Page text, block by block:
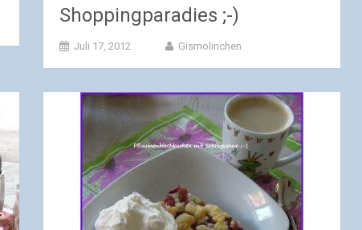
Shoppingparadies ;-)
Juli 17, 2012 Gismolinchen